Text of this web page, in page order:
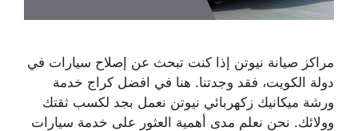
مراكز صيانة نيوتن إذا كنت تبحث عن إصلاح سيارات في
دولة الكويت، فقد وجدتنا. هنا في افضل كراج خدمة
ورشة ميكانيك زكهربائي نيوتن نعمل بجد لكسب ثقتك
وولائك. نحن نعلم مدى أهمية العثور على خدمة سيارات